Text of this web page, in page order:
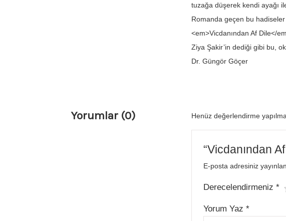
tuzağa düşerek kendi ayağı
Romanda geçen bu hadiseler
<em>Vicdanından Af Dile</
Ziya Şakir’in dediği gibi bu,
Dr. Güngör Göçer
Yorumlar (0) Henüz değerlendirme
“Vicdanından
E-posta adresiniz
Derecelendirmeniz*
Yorum Yaz*